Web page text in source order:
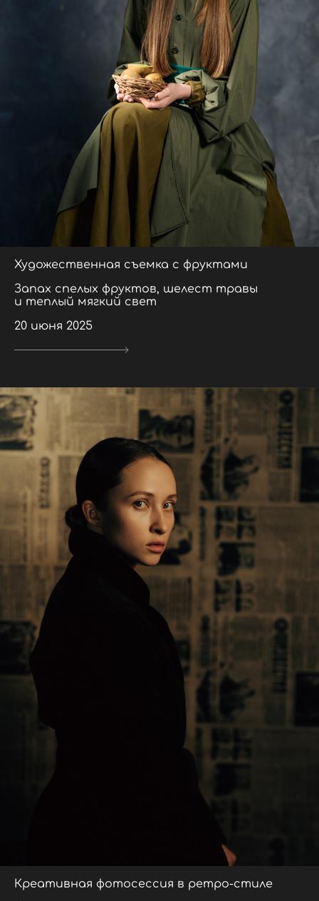
Художественная съемка с фруктами
Запах спелых фруктов, шелест травы
и теплый мягкий свет
20 июня 2025
Креативная фотосессия в ретро-стиле